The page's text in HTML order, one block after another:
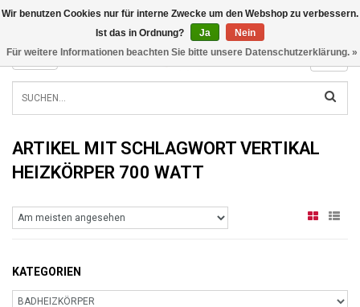
INFO@RADIATORS.SHOP
MENU
ARTIKEL MIT SCHLAGWORT VERTIKAL
HEIZKÖRPER 700 WATT
KATEGORIEN
Wir benutzen Cookies nur für interne Zwecke um den Webshop zu verbessern.
Ist das in Ordnung?
Ja
Nein
Für weitere Informationen beachten Sie bitte unsere Datenschutzerklärung. »